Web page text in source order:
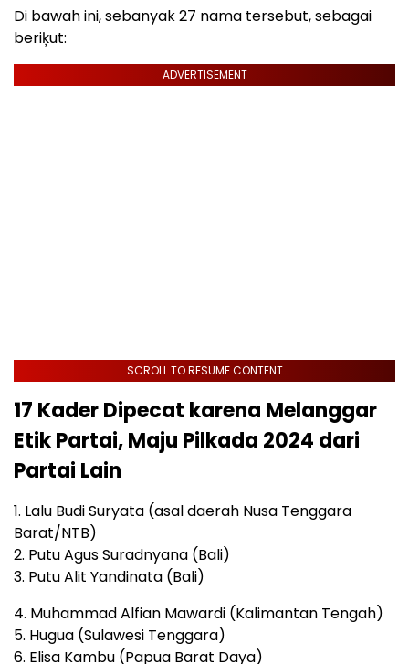
Di bawah ini, sebanyak 27 nama tersebut, sebagai
beriķut:
ADVERTISEMENT
SCROLL TO RESUME CONTENT
17 Kader Dipecat karena Melanggar
Etik Partai, Maju Pilkada 2024 dari
Partai Lain
1. Lalu Budi Suryata (asal daerah Nusa Tenggara
Barat/NTB)
2. Putu Agus Suradnyana (Bali)
3. Putu Alit Yandinata (Bali)
4. Muhammad Alfian Mawardi (Kalimantan Tengah)
5. Hugua (Sulawesi Tenggara)
6. Elisa Kambu (Papua Barat Daya)